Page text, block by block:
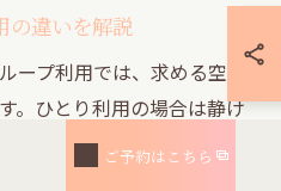
の違いを解説
ープ利用では、求める空間
。ひとり利用の場合は静け
、個室や半個室が人気で
広めの席やテーブル席を選
ご予約はこちら